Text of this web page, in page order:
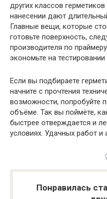
других классов
нанесении дают
Главные вещи, которые
готовьте поверхность,
производителя по
экономьте на
Если вы подбираете
начните с прочтения
возможности, попробуйте
объёме. Так вы поймёте,
быстрее отверждается и
условиях. Удачных работ и
Понравилась